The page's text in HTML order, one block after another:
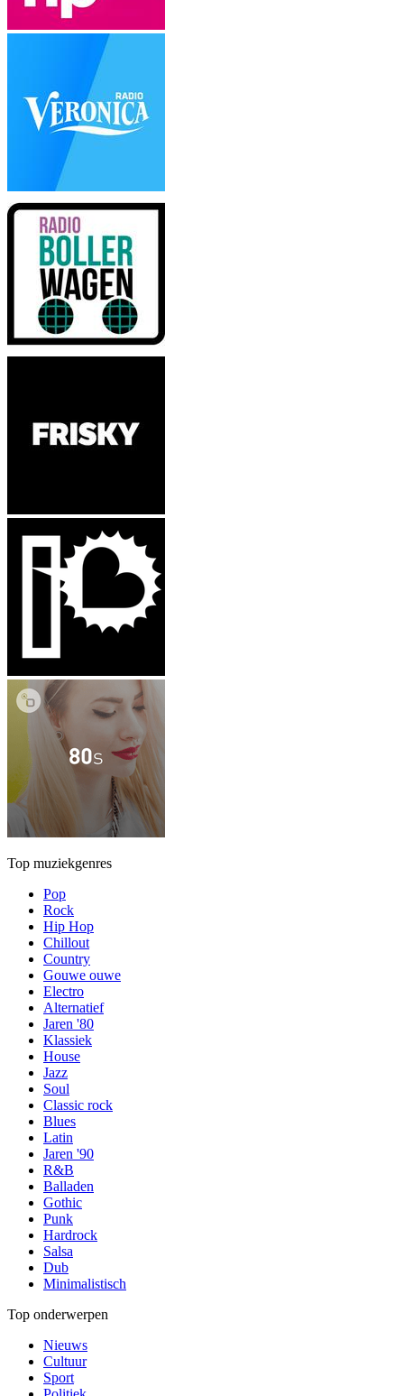
Top muziekgenres
Pop
Rock
Hip Hop
Chillout
Country
Gouwe ouwe
Electro
Alternatief
Jaren '80
Klassiek
House
Jazz
Soul
Classic rock
Blues
Latin
Jaren '90
R&B
Balladen
Gothic
Punk
Hardrock
Salsa
Dub
Minimalistisch
Top onderwerpen
Nieuws
Cultuur
Sport